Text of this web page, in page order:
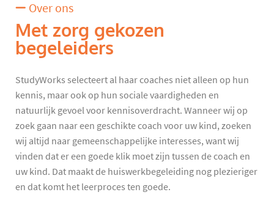
Over ons
Met zorg gekozen
begeleiders
StudyWorks selecteert al haar coaches niet alleen op hun
kennis, maar ook op hun sociale vaardigheden en
natuurlijk gevoel voor kennisoverdracht. Wanneer wij op
zoek gaan naar een geschikte coach voor uw kind, zoeken
wij altijd naar gemeenschappelijke interesses, want wij
vinden dat er een goede klik moet zijn tussen de coach en
uw kind. Dat maakt de huiswerkbegeleiding nog plezieriger
en dat komt het leerproces ten goede.